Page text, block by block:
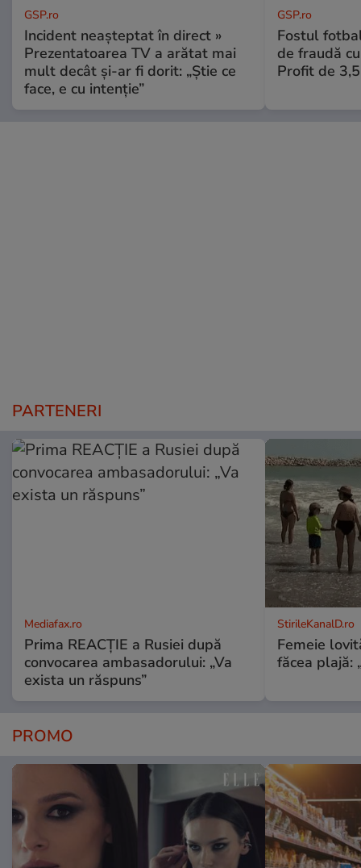
GSP.ro
Incident neașteptat în direct »
Prezentatoarea TV a arătat mai
mult decât și-ar fi dorit: „Știe ce
face, e cu intenție”
GSP.ro
Fostul
de fraudă
Profit de
PARTENERI
Mediafax.ro
Prima REACȚIE a Rusiei după
convocarea ambasadorului: „Va
exista un răspuns”
StirileKanalD.ro
Femeie
făcea plajă:
PROMO